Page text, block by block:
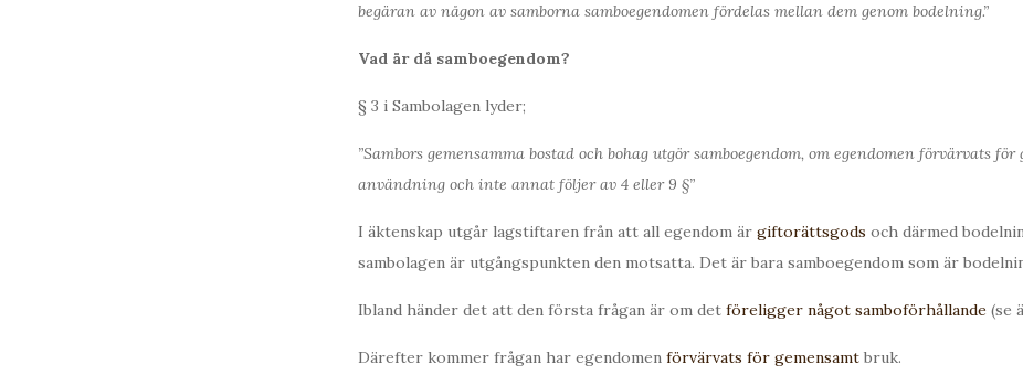
begäran av någon av samborna samboegendomen fördelas mellan dem genom bodelning.”
Vad är då samboegendom?
§ 3 i Sambolagen lyder;
”Sambors gemensamma bostad och bohag utgör samboegendom, om egendomen förvärvats för
användning och inte annat följer av 4 eller 9 §”
I äktenskap utgår lagstiftaren från att all egendom är giftorättsgods och därmed
sambolagen är utgångspunkten den motsatta. Det är bara samboegendom som är
Ibland händer det att den första frågan är om det föreligger något samboförhållande(se
Därefter kommer frågan har egendomen förvärvats för gemensamtbruk.